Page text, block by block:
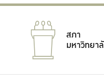
สภา
มหาวิทยา